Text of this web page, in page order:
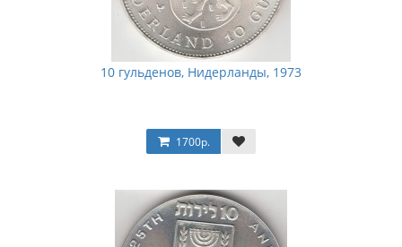
10 гульденов, Нидерланды, 1973
1700р.